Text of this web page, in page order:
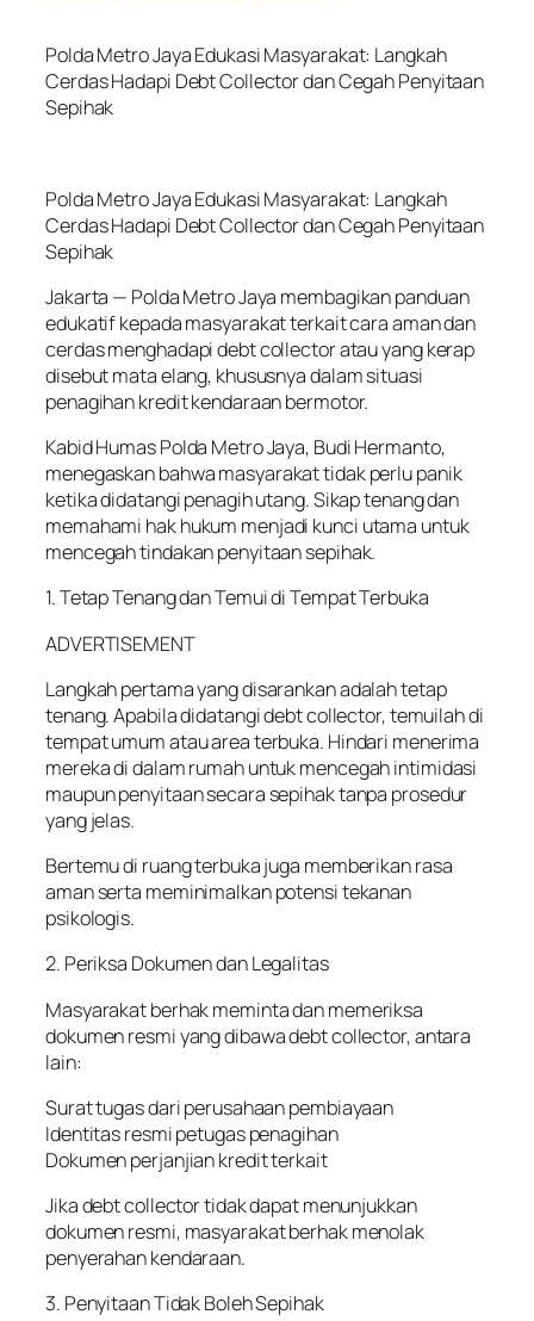
Polda Metro Jaya Edukasi Masyarakat: Langkah
Cerdas Hadapi Debt Collector dan Cegah Penyitaan
Sepihak
Polda Metro Jaya Edukasi Masyarakat: Langkah
Cerdas Hadapi Debt Collector dan Cegah Penyitaan
Sepihak
Jakarta — Polda Metro Jaya membagikan panduan
edukatif kepada masyarakat terkait cara aman dan
cerdas menghadapi debt collector atau yang kerap
disebut mata elang, khususnya dalam situasi
penagihan kredit kendaraan bermotor.
Kabid Humas Polda Metro Jaya, Budi Hermanto,
menegaskan bahwa masyarakat tidak perlu panik
ketika didatangi penagih utang. Sikap tenang dan
memahami hak hukum menjadi kunci utama untuk
mencegah tindakan penyitaan sepihak.
1. Tetap Tenang dan Temui di Tempat Terbuka
ADVERTISEMENT
Langkah pertama yang disarankan adalah tetap
tenang. Apabila didatangi debt collector, temuilah di
tempat umum atau area terbuka. Hindari menerima
mereka di dalam rumah untuk mencegah intimidasi
maupun penyitaan secara sepihak tanpa prosedur
yang jelas.
Bertemu di ruang terbuka juga memberikan rasa
aman serta meminimalkan potensi tekanan
psikologis.
2. Periksa Dokumen dan Legalitas
Masyarakat berhak meminta dan memeriksa
dokumen resmi yang dibawa debt collector, antara
lain:
Surat tugas dari perusahaan pembiayaan
Identitas resmi petugas penagihan
Dokumen perjanjian kredit terkait
Jika debt collector tidak dapat menunjukkan
dokumen resmi, masyarakat berhak menolak
penyerahan kendaraan.
3. Penyitaan Tidak Boleh Sepihak